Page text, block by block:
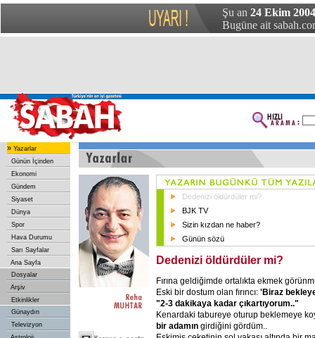
Şu an 24 Ekim
Bugüne ait
» Yazarlar
Günün İçinden
Ekonomi
Gündem
Siyaset
Dünya
Spor
Hava Durumu
Sarı Sayfalar
Ana Sayfa
Dosyalar
Arşiv
Etkinlikler
Günaydın
Televizyon
Dedenizi öldürdüler mi?
BJK TV
Sizin kızdan ne haber?
Günün sözü
Dedenizi öldürdüler mi?
Fırına geldiğimde ortalıkta ekmek
Eski bir dostum olan fırıncı: 'Biraz
"2-3 dakikaya kadar çıkartıyorum.."
Kenardaki tabureye oturup beklemeye
bir adamın girdiğini gördüm..